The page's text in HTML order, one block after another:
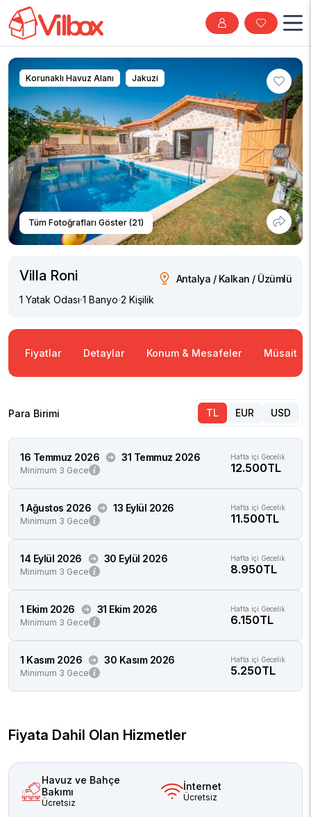
Tüm Fotoğrafları Göster (21)
Korunaklı Havuz Alanı Jakuzi
Villa Roni
Antalya / Kalkan / Üzümlü
1 Yatak Odası 1 Banyo 2 Kişilik
Fiyatlar Detaylar Konum & Mesafeler Müsaitlik
Para Birimi TL EUR USD
16 Temmuz 2026 31 Temmuz 2026
Minimum 3 Gece
Hafta içi Gecelik
12.500TL
1 Ağustos 2026 13 Eylül 2026
Minimum 3 Gece
Hafta içi Gecelik
11.500TL
14 Eylül 2026 30 Eylül 2026
Minimum 3 Gece
Hafta içi Gecelik
8.950TL
1 Ekim 2026 31 Ekim 2026
Minimum 3 Gece
Hafta içi Gecelik
6.150TL
1 Kasım 2026 30 Kasım 2026
Minimum 3 Gece
Hafta içi Gecelik
5.250TL
Fiyata Dahil Olan Hizmetler
Havuz ve Bahçe
Bakımı
Ücretsiz
İnternet
Ücretsiz